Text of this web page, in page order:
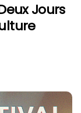
Jours